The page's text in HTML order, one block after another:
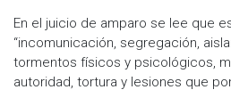
En el juicio de amparo se lee que
“incomunicación, segregación,
tormentos físicos y psicológicos,
autoridad, tortura y lesiones que